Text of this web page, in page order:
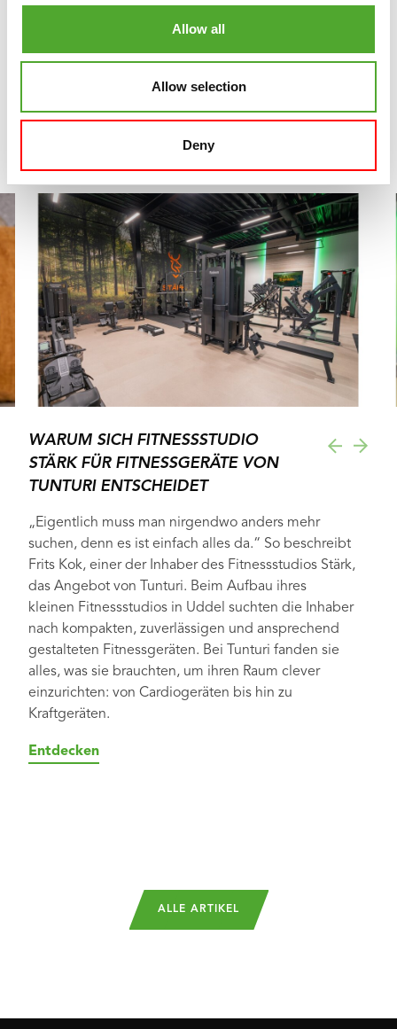
Allow all
Allow selection
Deny
BLOGS
WARUM SICH FITNESSSTUDIO
STÄRK FÜR FITNESSGERÄTE VON
TUNTURI ENTSCHEIDET
„Eigentlich muss man nirgendwo anders mehr
suchen, denn es ist einfach alles da.“ So beschreibt
Frits Kok, einer der Inhaber des Fitnessstudios Stärk,
das Angebot von Tunturi. Beim Aufbau ihres
kleinen Fitnessstudios in Uddel suchten die Inhaber
nach kompakten, zuverlässigen und ansprechend
gestalteten Fitnessgeräten. Bei Tunturi fanden sie
alles, was sie brauchten, um ihren Raum clever
einzurichten: von Cardiogeräten bis hin zu
Kraftgeräten.
Entdecken
ALLE ARTIKEL